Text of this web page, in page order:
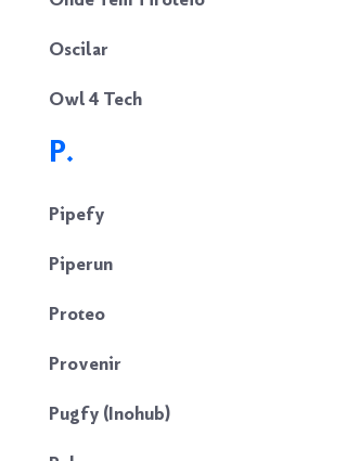
Oscilar
Owl 4 Tech
P.
Pipefy
Piperun
Proteo
Provenir
Pugfy (Inohub)